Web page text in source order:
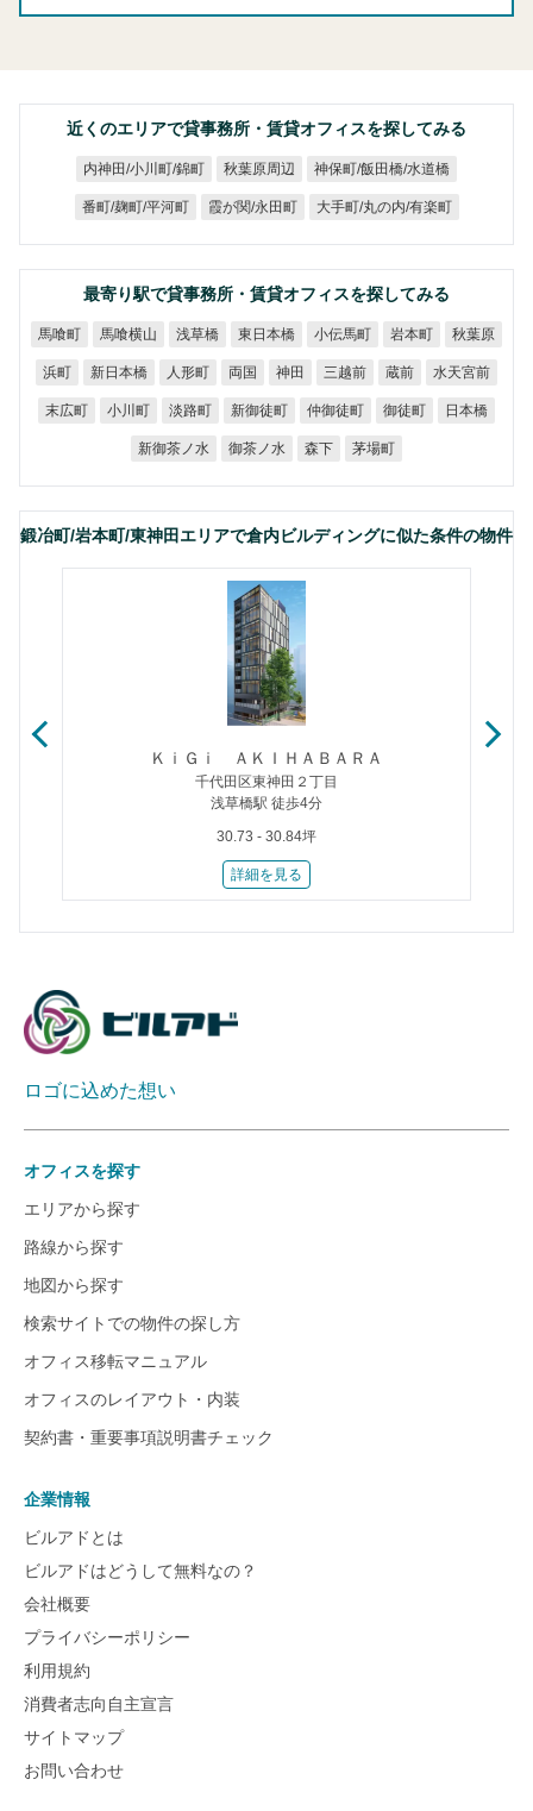
近くのエリアで貸事務所・賃貸オフィスを探してみる
内神田/小川町/錦町 秋葉原周辺 神保町/飯田橋/水道橋
番町/麹町/平河町 霞が関/永田町 大手町/丸の内/有楽町
最寄り駅で貸事務所・賃貸オフィスを探してみる
馬喰町 馬喰横山 浅草橋 東日本橋 小伝馬町 岩本町 秋葉原
浜町 新日本橋 人形町 両国 神田 三越前 蔵前 水天宮前
末広町 小川町 淡路町 新御徒町 仲御徒町 御徒町 日本橋
新御茶ノ水 御茶ノ水 森下 茅場町
鍛冶町/岩本町/東神田エリアで倉内ビルディングに似た条件の物件
ＫｉＧｉ ＡＫＩＨＡＢＡＲＡ
千代田区東神田２丁目
浅草橋駅 徒歩4分
30.73 - 30.84坪
詳細を見る
ロゴに込めた想い
オフィスを探す
エリアから探す
路線から探す
地図から探す
検索サイトでの物件の探し方
オフィス移転マニュアル
オフィスのレイアウト・内装
契約書・重要事項説明書チェック
企業情報
ビルアドとは
ビルアドはどうして無料なの？
会社概要
プライバシーポリシー
利用規約
消費者志向自主宣言
サイトマップ
お問い合わせ